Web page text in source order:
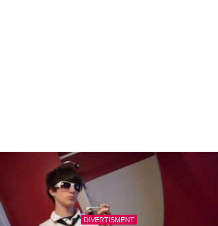
DIVERTISMENT